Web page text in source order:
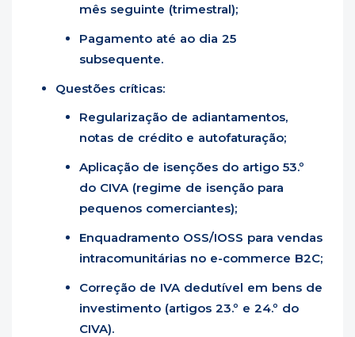
mês seguinte (trimestral);
Pagamento até ao dia 25
subsequente.
Questões críticas:
Regularização de adiantamentos,
notas de crédito e autofaturação;
Aplicação de isenções do artigo 53.º
do CIVA (regime de isenção para
pequenos comerciantes);
Enquadramento OSS/IOSS para vendas
intracomunitárias no e-commerce B2C;
Correção de IVA dedutível em bens de
investimento (artigos 23.º e 24.º do
CIVA).